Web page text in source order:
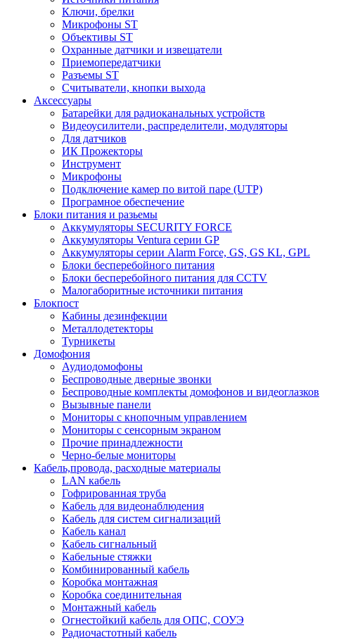
Ключи, брелки
Микрофоны ST
Объективы ST
Охранные датчики и извещатели
Приемопередатчики
Разъемы ST
Считыватели, кнопки выхода
Аксессуары
Батарейки для радиоканальных устройств
Видеоусилители, распределители, модуляторы
Для датчиков
ИК Прожекторы
Инструмент
Микрофоны
Подключение камер по витой паре (UTP)
Програмное обеспечение
Блоки питания и разьемы
Аккумуляторы SECURITY FORCE
Аккумуляторы Ventura серии GP
Аккумуляторы серии Alarm Force, GS, GS KL, GPL
Блоки бесперебойного питания
Блоки бесперебойного питания для CCTV
Малогаборитные источники питания
Блокпост
Кабины дезинфекции
Металлодетекторы
Турникеты
Домофония
Аудиодомофоны
Беспроводные дверные звонки
Беспроводные комплекты домофонов и видеоглазков
Вызывные панели
Мониторы с кнопочным управлением
Мониторы с сенсорным экраном
Прочие принадлежности
Черно-белые мониторы
Кабель,провода, расходные материалы
LAN кабель
Гофрированная труба
Кабель для видеонаблюдения
Кабель для систем сигнализаций
Кабель канал
Кабель сигнальный
Кабельные стяжки
Комбинированный кабель
Коробка монтажная
Коробка соединительная
Монтажный кабель
Огнестойкий кабель для ОПС, СОУЭ
Радиочастотный кабель